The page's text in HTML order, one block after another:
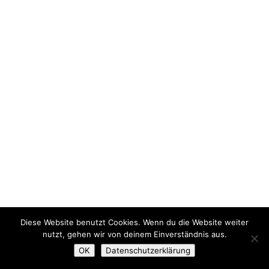
Diese Website benutzt Cookies. Wenn du die Website weiter
nutzt, gehen wir von deinem Einverständnis aus.
OK
Datenschutzerklärung